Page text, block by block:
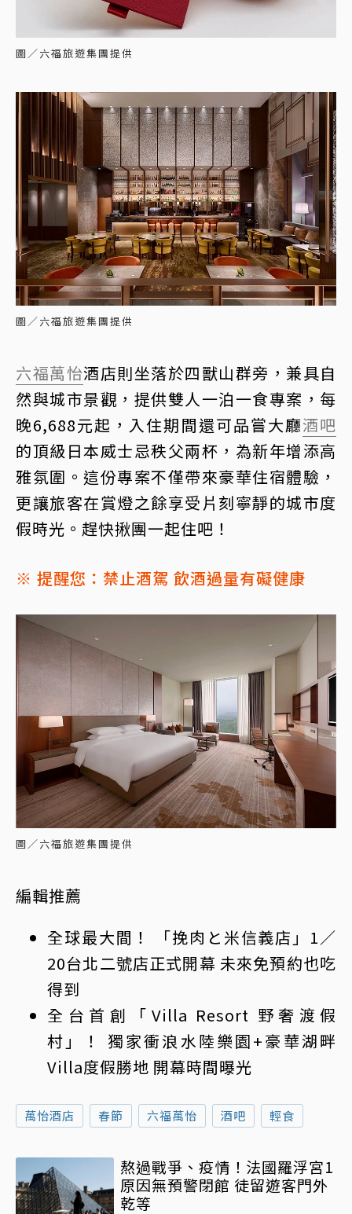
圖／六福旅遊集團提供
圖／六福旅遊集團提供
六福萬怡酒店則坐落於四獸山群旁，兼具自
然與城市景觀，提供雙人一泊一食專案，每
晚6,688元起，入住期間還可品嘗大廳酒吧
的頂級日本威士忌秩父兩杯，為新年增添高
雅氛圍。這份專案不僅帶來豪華住宿體驗，
更讓旅客在賞燈之餘享受片刻寧靜的城市度
假時光。趕快揪團一起住吧！
※ 提醒您：禁止酒駕 飲酒過量有礙健康
圖／六福旅遊集團提供
編輯推薦
全球最大間！ 「挽肉と米信義店」1／
20台北二號店正式開幕 未來免預約也吃
得到
全台首創「Villa Resort 野奢渡假
村」！ 獨家衝浪水陸樂園+豪華湖畔
Villa度假勝地 開幕時間曝光
萬怡酒店 春節 六福萬怡 酒吧 輕食
熬過戰爭、疫情！法國羅浮宮1
原因無預警閉館 徒留遊客門外
乾等